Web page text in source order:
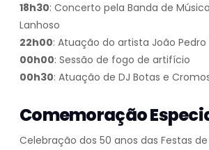
18h30: Concerto pela Banda de
Lanhoso
22h00: Atuação do artista João Pedro
00h00: Sessão de fogo de artifício
00h30: Atuação de DJ Botas e
Comemoração
Celebração dos 50 anos das Festas